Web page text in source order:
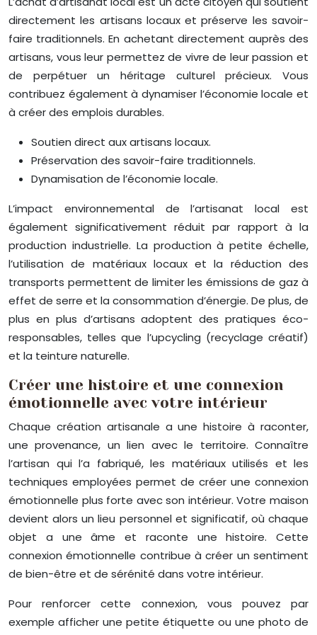
directement les artisans locaux et préserve les savoir-
faire traditionnels. En achetant directement auprès des
artisans, vous leur permettez de vivre de leur passion et
de perpétuer un héritage culturel précieux. Vous
contribuez également à dynamiser l’économie locale et
à créer des emplois durables.
Soutien direct aux artisans locaux.
Préservation des savoir-faire traditionnels.
Dynamisation de l’économie locale.
L’impact environnemental de l’artisanat local est
également significativement réduit par rapport à la
production industrielle. La production à petite échelle,
l’utilisation de matériaux locaux et la réduction des
transports permettent de limiter les émissions de gaz à
effet de serre et la consommation d’énergie. De plus, de
plus en plus d’artisans adoptent des pratiques éco-
responsables, telles que l’upcycling (recyclage créatif)
et la teinture naturelle.
Créer une histoire et une connexion
émotionnelle avec votre intérieur
Chaque création artisanale a une histoire à raconter,
une provenance, un lien avec le territoire. Connaître
l’artisan qui l’a fabriqué, les matériaux utilisés et les
techniques employées permet de créer une connexion
émotionnelle plus forte avec son intérieur. Votre maison
devient alors un lieu personnel et significatif, où chaque
objet a une âme et raconte une histoire. Cette
connexion émotionnelle contribue à créer un sentiment
de bien-être et de sérénité dans votre intérieur.
Pour renforcer cette connexion, vous pouvez par
exemple afficher une petite étiquette ou une photo de